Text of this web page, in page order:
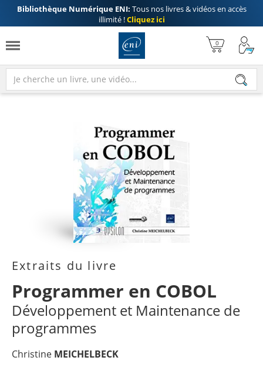
Bibliothèque Numérique ENI: Tous nos livres & vidéos en accès
illimité !Cliquez ici
Extraits du livre
Programmer en COBOL
Développement et Maintenance de
programmes
Christine MEICHELBECK